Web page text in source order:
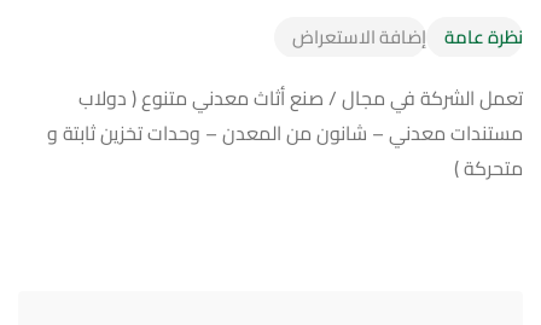
نظرة عامة إضافة الاستعراض
تعمل الشركة في مجال / صنع أثاث معدني متنوع ( دولاب
مستندات معدني – شانون من المعدن – وحدات تخزين ثابتة و
متحركة )